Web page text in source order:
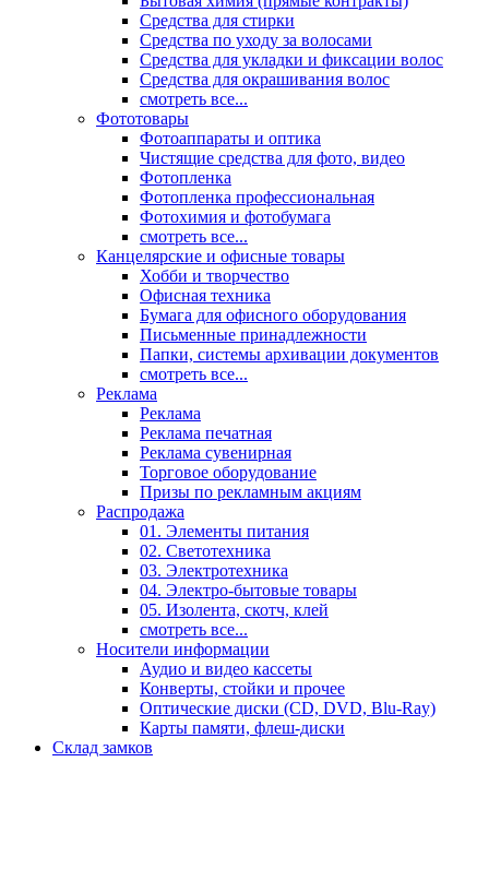
Средства для стирки
Средства по уходу за волосами
Средства для укладки и фиксации волос
Средства для окрашивания волос
смотреть все...
Фототовары
Фотоаппараты и оптика
Чистящие средства для фото, видео
Фотопленка
Фотопленка профессиональная
Фотохимия и фотобумага
смотреть все...
Канцелярские и офисные товары
Хобби и творчество
Офисная техника
Бумага для офисного оборудования
Письменные принадлежности
Папки, системы архивации документов
смотреть все...
Реклама
Реклама
Реклама печатная
Реклама сувенирная
Торговое оборудование
Призы по рекламным акциям
Распродажа
01. Элементы питания
02. Светотехника
03. Электротехника
04. Электро-бытовые товары
05. Изолента, скотч, клей
смотреть все...
Носители информации
Аудио и видео кассеты
Конверты, стойки и прочее
Оптические диски (CD, DVD, Blu-Ray)
Карты памяти, флеш-диски
Склад замков